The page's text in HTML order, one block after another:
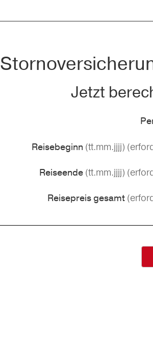
Jetzt
Reisebeginn (tt.mm.jjjj)
Reiseende (tt.mm.jjjj)
Reisepreis gesamt